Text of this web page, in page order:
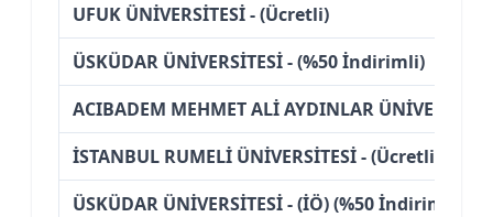
UFUK ÜNİVERSİTESİ - (Ücretli)
ÜSKÜDAR ÜNİVERSİTESİ - (%50 İndirimli)
ACIBADEM MEHMET ALİ AYDINLAR
İSTANBUL RUMELİ ÜNİVERSİTESİ - (Ücretli)
ÜSKÜDAR ÜNİVERSİTESİ - (İÖ) (%50 İndirimli)